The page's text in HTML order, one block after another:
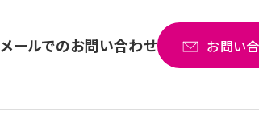
メールでのお問い合わせ お問い